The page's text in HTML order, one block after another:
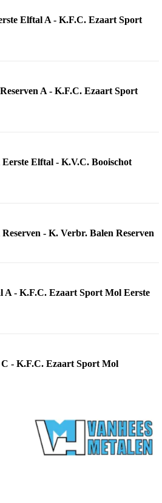
Elftal A - K.F.C. Ezaart Sport
A - K.F.C. Ezaart Sport
Elftal - K.V.C. Booischot
- K. Verbr. Balen Reserven
A - K.F.C. Ezaart Sport Mol Eerste
- K.F.C. Ezaart Sport Mol